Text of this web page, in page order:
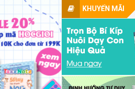
KHUYẾN MÃI